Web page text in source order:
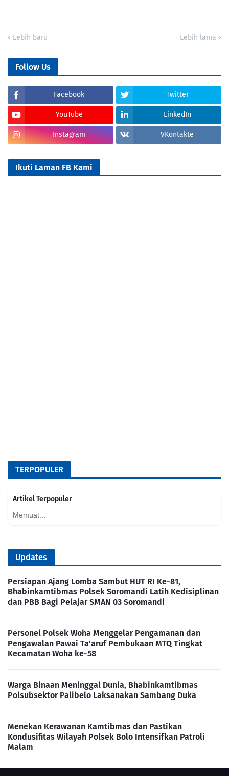
Lebih baru Lebih lama
Follow Us
Facebook Twitter
YouTube LinkedIn
Instagram VKontakte
Ikuti Laman FB Kami
TERPOPULER
Artikel Terpopuler
Memuat...
Updates
Persiapan Ajang Lomba Sambut HUT RI Ke-81,
Bhabinkamtibmas Polsek Soromandi Latih Kedisiplinan
dan PBB Bagi Pelajar SMAN 03 Soromandi
Personel Polsek Woha Menggelar Pengamanan dan
Pengawalan Pawai Ta'aruf Pembukaan MTQ Tingkat
Kecamatan Woha ke-58
Warga Binaan Meninggal Dunia, Bhabinkamtibmas
Polsubsektor Palibelo Laksanakan Sambang Duka
Menekan Kerawanan Kamtibmas dan Pastikan
Kondusifitas Wilayah Polsek Bolo Intensifkan Patroli
Malam